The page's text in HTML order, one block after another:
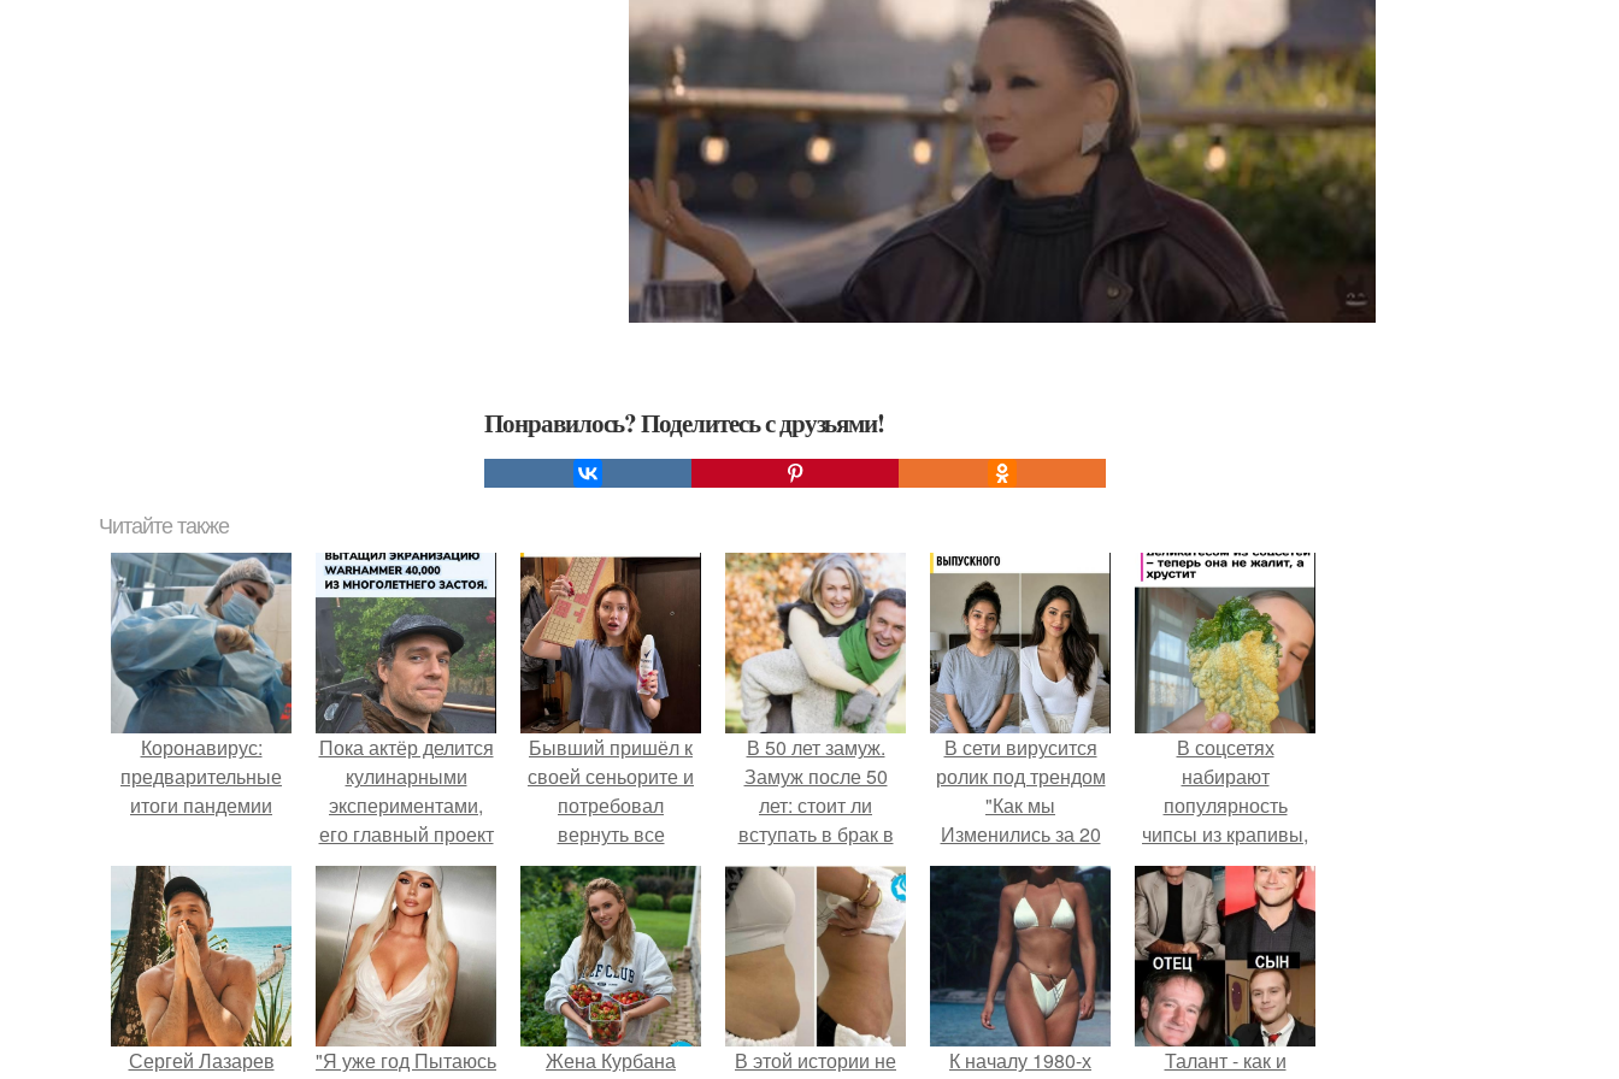
Понравилось? Поделитесь с друзьями!
Читайте также
Коронавирус:
предварительные
итоги пандемии
Пока актёр делится
кулинарными
экспериментами,
его главный проект
сделал серьёзный
шаг вперёд.
Бывший пришёл к
своей сеньорите и
потребовал
вернуть все
подарки.
В 50 лет замуж.
Замуж после 50
лет: стоит ли
вступать в брак в
таком возрасте
В сети вирусится
ролик под трендом
"Как мы
Изменились за 20
лет".
В соцсетях
набирают
популярность
чипсы из крапивы,
которые
пользователи в
комментариях
называют
неожиданно
вкусными.
Сергей Лазарев
"Я уже год Пытаюсь
Жена Курбана
В этой истории не
К началу 1980-х
Талант - как и